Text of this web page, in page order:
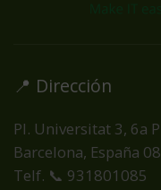
📍 Dirección
Pl. Universitat 3, 6a
Barcelona, España
Telf. 📞 931801085